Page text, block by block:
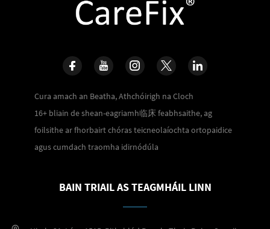
Cura amach an Beatha, Athchóirigh na Cloch
16+ bliain de shean-eagriamh临床 feabhsaithe, ag
foilsithe ar fhorbairt chóras teicneolaíochta ortopaidice
agus cumdach traomha idirnódúla
BAIN TRIAIL AS TEAGMHÁIL LINN